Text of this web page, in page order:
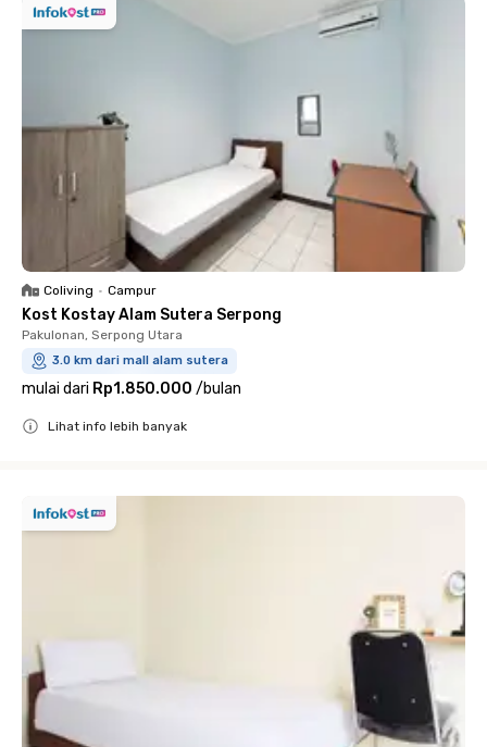
Coliving • Campur
Kost Kostay Alam Sutera Serpong
Pakulonan, Serpong Utara
3.0 km dari mall alam sutera
mulai dari Rp1.850.000 /bulan
Lihat info lebih banyak